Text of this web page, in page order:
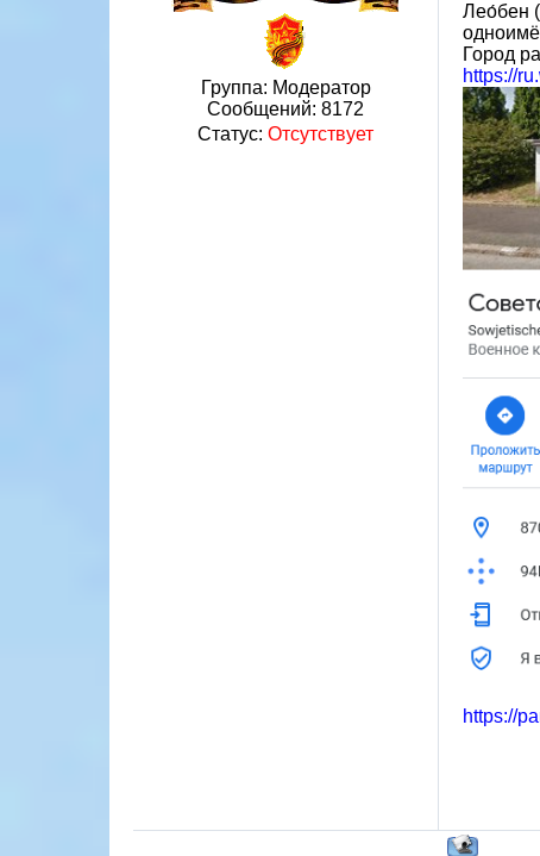
Группа: Модератор
Сообщений: 8172
Статус: Отсутствует
Лео́бен
Город
https://
https://